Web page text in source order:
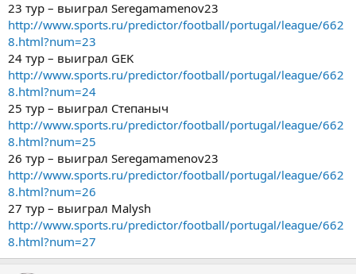
23 тур – выиграл Seregamamenov23
http://www.sports.ru/predictor/football/portugal/league/662
8.html?num=23
24 тур – выиграл GEK
http://www.sports.ru/predictor/football/portugal/league/662
8.html?num=24
25 тур – выиграл Степаныч
http://www.sports.ru/predictor/football/portugal/league/662
8.html?num=25
26 тур – выиграл Seregamamenov23
http://www.sports.ru/predictor/football/portugal/league/662
8.html?num=26
27 тур – выиграл Malysh
http://www.sports.ru/predictor/football/portugal/league/662
8.html?num=27